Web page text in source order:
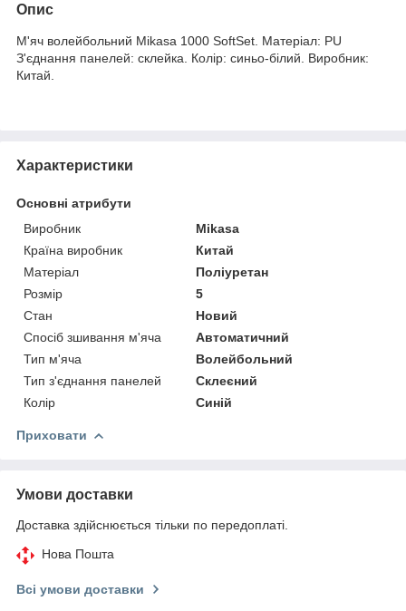
Опис
М'яч волейбольний Mikasa 1000 SoftSet. Матеріал: PU
З'єднання панелей: склейка. Колір: синьо-білий. Виробник:
Китай.
Характеристики
Основні атрибути
Виробник
Mikasa
Країна виробник
Китай
Матеріал
Поліуретан
Розмір
5
Стан
Новий
Спосіб зшивання м'яча
Автоматичний
Тип м'яча
Волейбольний
Тип з'єднання панелей
Склеєний
Колір
Синій
Приховати
Умови доставки
Доставка здійснюється тільки по передоплаті.
Нова Пошта
Всі умови доставки